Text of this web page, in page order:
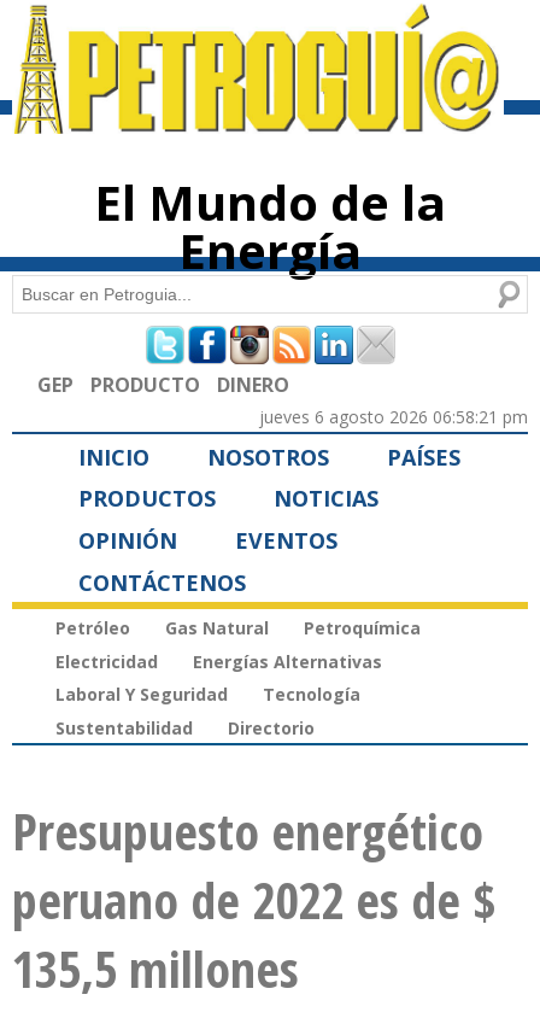
contenido
El Mundo de la
Energía
Formulario de búsqueda
Buscar
GEP PRODUCTO DINERO
jueves 6 agosto 2026 06:58:21 pm
INICIO NOSOTROS
PAÍSES
PRODUCTOS
NOTICIAS
OPINIÓN
EVENTOS
CONTÁCTENOS
Petróleo Gas Natural
Petroquímica
Electricidad
Energías Alternativas
Laboral Y Seguridad
Tecnología
Sustentabilidad
Directorio
Presupuesto energético
peruano de 2022 es de $
135,5 millones